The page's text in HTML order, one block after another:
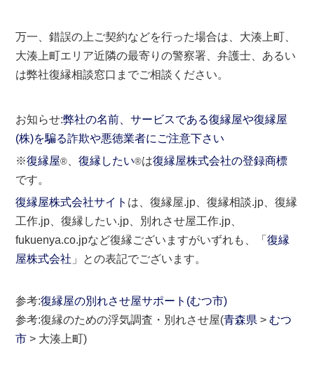
万一、錯誤の上ご契約などを行った場合は、大湊上町、
大湊上町エリア近隣の最寄りの警察署、弁護士、あるい
は弊社復縁相談窓口までご相談ください。
お知らせ:弊社の名前、サービスである復縁屋や復縁屋
(株)を騙る詐欺や悪徳業者にご注意下さい
※復縁屋® 、復縁したい®は復縁屋株式会社の登録商標
です。
復縁屋株式会社サイト は、復縁屋.jp、復縁相談.jp、復縁
工作.jp、復縁したい.jp、別れさせ屋工作.jp、
fukuenya.co.jpなど復縁ございますがいずれも、「復縁
屋株式会社 」との表記でございます。
参考:復縁屋の別れさせ屋サポート(むつ市)
参考:復縁のための浮気調査・別れさせ屋(青森県 >むつ
市 > 大湊上町)